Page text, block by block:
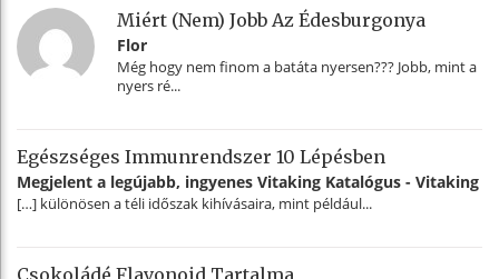
Miért (nem) Jobb Az Édesburgonya
Flor
Még hogy nem finom a batáta nyersen??? Jobb, mint a
nyers ré...
Egészséges Immunrendszer 10 Lépésben
Megjelent a legújabb, ingyenes Vitaking Katalógus - Vitaking
[…] különösen a téli időszak kihívásaira, mint például...